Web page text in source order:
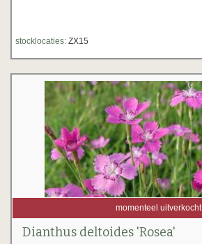
stocklocaties: ZX15
momenteel uitverkocht
Dianthus deltoides 'Rosea'